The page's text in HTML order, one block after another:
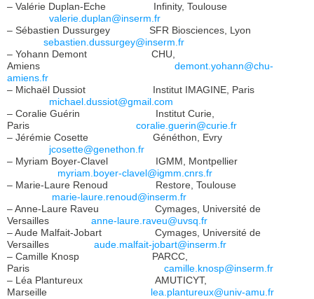
– Valérie Duplan-Eche Infinity, Toulouse
valerie.duplan@inserm.fr
– Sébastien Dussurgey SFR Biosciences, Lyon
sebastien.dussurgey@inserm.fr
– Yohann Demont CHU,
Amiens demont.yohann@chu-
amiens.fr
– Michaël Dussiot Institut IMAGINE, Paris
michael.dussiot@gmail.com
– Coralie Guérin Institut Curie,
Paris coralie.guerin@curie.fr
– Jérémie Cosette Généthon, Evry
jcosette@genethon.fr
– Myriam Boyer-Clavel IGMM, Montpellier
myriam.boyer-clavel@igmm.cnrs.fr
– Marie-Laure Renoud Restore, Toulouse
marie-laure.renoud@inserm.fr
– Anne-Laure Raveu Cymages, Université de
Versailles anne-laure.raveu@uvsq.fr
– Aude Malfait-Jobart Cymages, Université de
Versailles aude.malfait-jobart@inserm.fr
– Camille Knosp PARCC,
Paris camille.knosp@inserm.fr
– Léa Plantureux AMUTICYT,
Marseille lea.plantureux@univ-amu.fr